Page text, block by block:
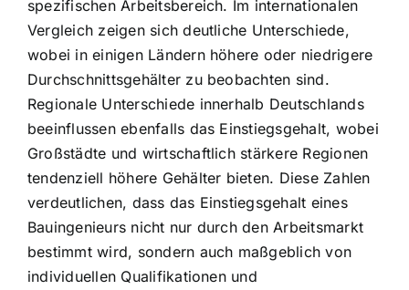
spezifischen Arbeitsbereich. Im internationalen
Vergleich zeigen sich deutliche Unterschiede,
wobei in einigen Ländern höhere oder niedrigere
Durchschnittsgehälter zu beobachten sind.
Regionale Unterschiede innerhalb Deutschlands
beeinflussen ebenfalls das Einstiegsgehalt, wobei
Großstädte und wirtschaftlich stärkere Regionen
tendenziell höhere Gehälter bieten. Diese Zahlen
verdeutlichen, dass das Einstiegsgehalt eines
Bauingenieurs nicht nur durch den Arbeitsmarkt
bestimmt wird, sondern auch maßgeblich von
individuellen Qualifikationen und